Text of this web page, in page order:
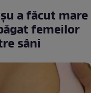
a făcut mare
femeilor
sâni